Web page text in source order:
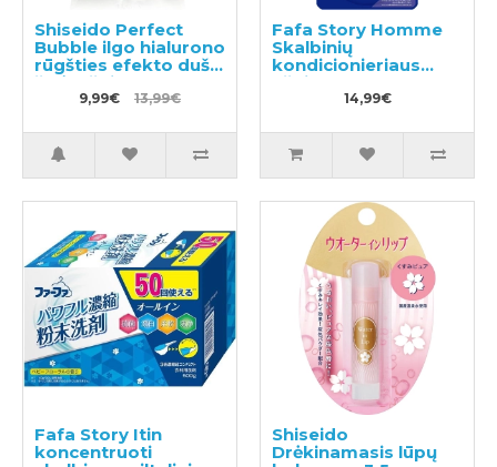
Shiseido Perfect
Bubble ilgo hialurono
rūgšties efekto dušo
želė, užpildas 350ml
9,99€ 13,99€
Fafa Story Homme
Skalbinių
kondicionieriaus
užpildas 500ml
14,99€
Fafa Story Itin
koncentruoti
Shiseido
Drėkinamasis lūpų